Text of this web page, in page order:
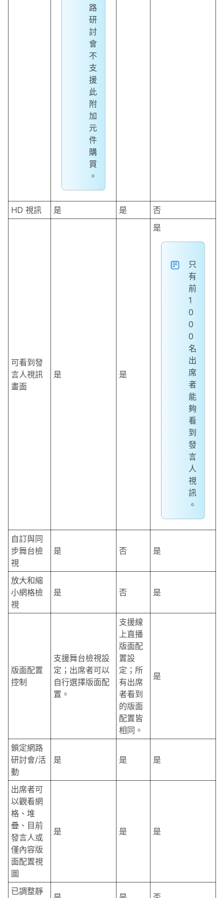
路
研
討
會
不
支
援
此
附
加
元
件
購
買
。
HD 視訊 是 是 否
可看到發
言人視訊
畫面
是 是
是
只
有
前
1
0
0
0
名
出
席
者
能
夠
看
到
發
言
人
視
訊
。
自訂與同
步舞台檢
視
是 否 是
放大和縮
小網格檢
視
是 否 是
版面配置
控制
支援舞台檢視設
定；出席者可以
自行選擇版面配
置。
支援線
上直播
版面配
置設
定；所
有出席
者看到
的版面
配置皆
相同。
是
鎖定網路
研討會/活
動
是 是 是
出席者可
以觀看網
格、堆
疊、目前
發言人或
僅內容版
面配置視
圖
是 是 是
已調整靜